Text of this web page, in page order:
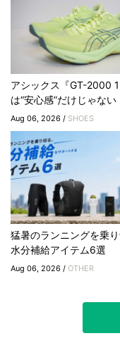
アシックス『GT-2000
は“安心感”だけじゃない
Aug 06, 2026 / SHOES
猛暑のランニングを乗り
水分補給アイテム6選
Aug 06, 2026 / OTHER